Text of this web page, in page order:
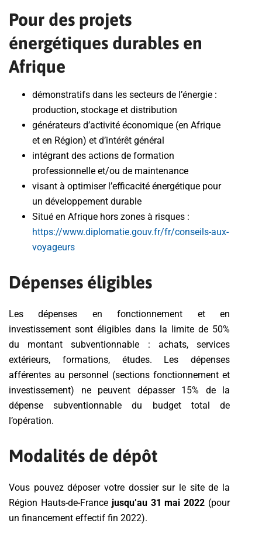
Pour des projets
énergétiques durables en
Afrique
démonstratifs dans les secteurs de l’énergie :
production, stockage et distribution
générateurs d’activité économique (en Afrique
et en Région) et d’intérêt général
intégrant des actions de formation
professionnelle et/ou de maintenance
visant à optimiser l’efficacité énergétique pour
un développement durable
Situé en Afrique hors zones à risques :
https://www.diplomatie.gouv.fr/fr/conseils-aux-
voyageurs
Dépenses éligibles
Les dépenses en fonctionnement et en
investissement sont éligibles dans la limite de 50%
du montant subventionnable : achats, services
extérieurs, formations, études. Les dépenses
afférentes au personnel (sections fonctionnement et
investissement) ne peuvent dépasser 15% de la
dépense subventionnable du budget total de
l’opération.
Modalités de dépôt
Vous pouvez déposer votre dossier sur le site de la
Région Hauts-de-Francejusqu’au 31 mai 2022 (pour
un financement effectif fin 2022).